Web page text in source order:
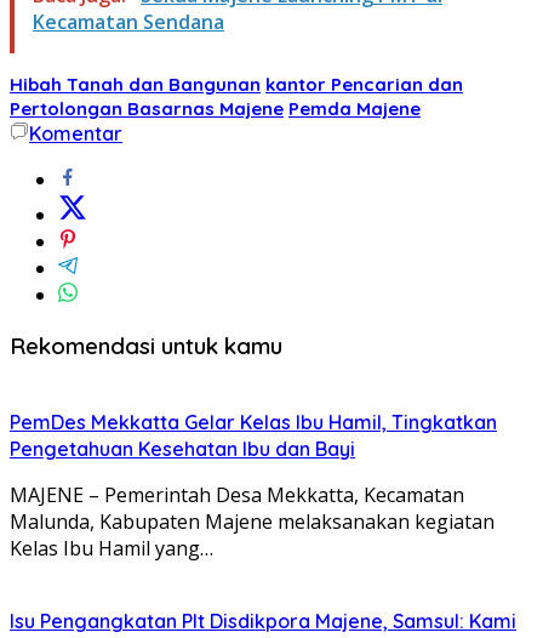
Kecamatan Sendana
Hibah Tanah dan Bangunan kantor Pencarian dan
Pertolongan Basarnas Majene Pemda Majene
Komentar
Rekomendasi untuk kamu
PemDes Mekkatta Gelar Kelas Ibu Hamil, Tingkatkan
Pengetahuan Kesehatan Ibu dan Bayi
MAJENE – Pemerintah Desa Mekkatta, Kecamatan
Malunda, Kabupaten Majene melaksanakan kegiatan
Kelas Ibu Hamil yang…
Isu Pengangkatan Plt Disdikpora Majene, Samsul: Kami